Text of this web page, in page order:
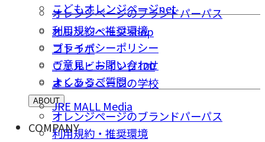
こどもオレンジページnet
オレンジページ shop
コトラボ
ウェルビーイング100
オレンジページの学校
JRE MALL Media
オレンジページのブランドパーパス
利用規約・推奨環境
プライバシーポリシー
ご意⾒・お問い合わせ
よくあるご質問
ABOUT
オレンジページのブランドパーパス
利用規約・推奨環境
COMPANY